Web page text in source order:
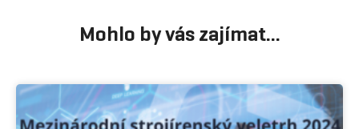
Mohlo by vás zajímat...